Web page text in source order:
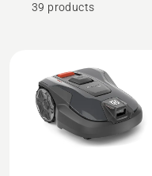
39 products
prodotti